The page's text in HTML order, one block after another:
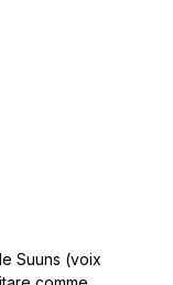
Suuns (voix